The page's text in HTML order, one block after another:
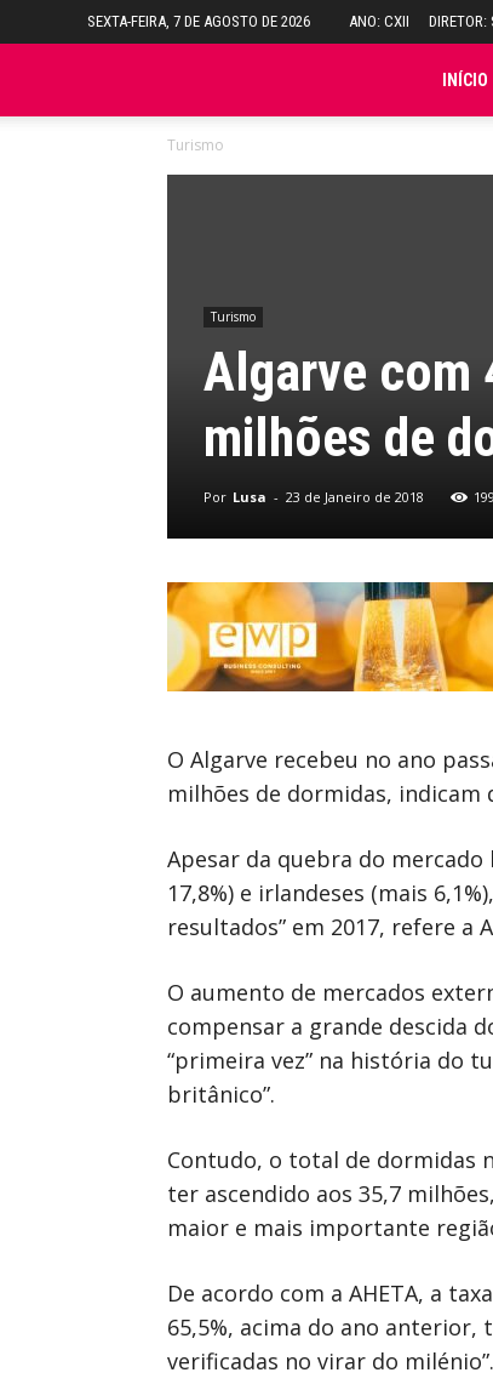
SEXTA-FEIRA, 7 DE AGOSTO DE 2026 ANO: CXII
INÍCIO
Turismo
Turismo
Algarve com
milhões de
Por Lusa - 23 de Janeiro de 2018 199
O Algarve recebeu no ano
milhões de dormidas,
Apesar da quebra do
17,8%) e irlandeses (mais
resultados” em 2017, refere a
O aumento de mercados
compensar a grande descida
“primeira vez” na história do
britânico”.
Contudo, o total de dormidas
ter ascendido aos 35,7
maior e mais importante
De acordo com a AHETA, a
65,5%, acima do ano anterior,
verificadas no virar do milénio”.